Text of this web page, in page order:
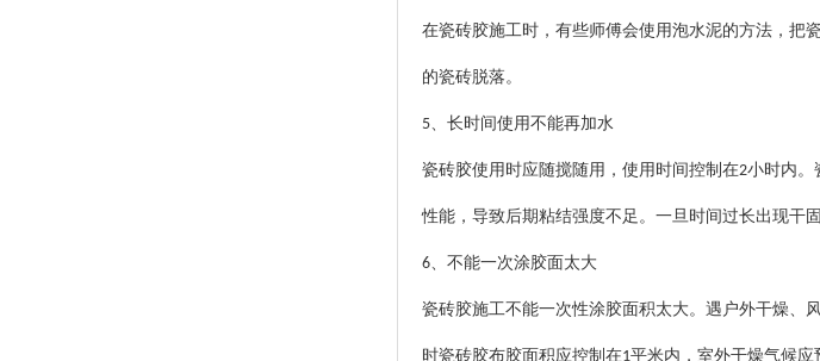
在瓷砖胶施工时，有些师傅会使用泡水泥的方法，把
的瓷砖脱落。
5、长时间使用不能再加水
瓷砖胶使用时应随搅随用，使用时间控制在2小时内。
性能，导致后期粘结强度不足。一旦时间过长出现干
6、不能一次涂胶面太大
瓷砖胶施工不能一次性涂胶面积太大。遇户外干燥、
时瓷砖胶布胶面积应控制在1平米内，室外干燥气候应